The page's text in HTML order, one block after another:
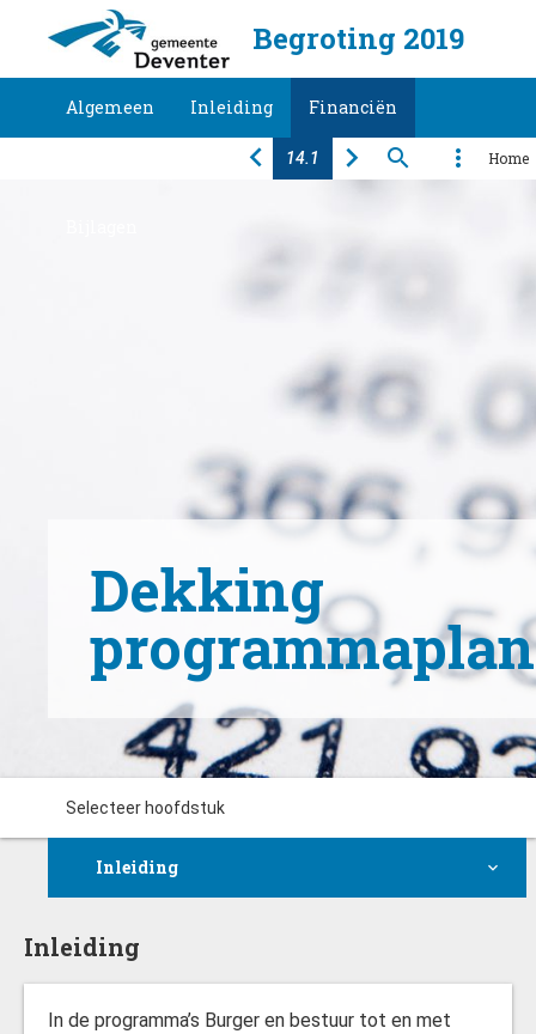
Begroting 2019
Algemeen Inleiding Financiën
Taakvelden Paragrafen Home
Dekking
programmaplan
Selecteer hoofdstuk
Inleiding
Inleiding
Resultaat meerjarenbegroting
Saldo lasten en baten per programma
Algemene dekkingsmiddelen
Vennootschapsbelasting
Overhead
Inleiding
In de programma’s Burger en bestuur tot en met